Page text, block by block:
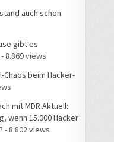
auch schon
gibt es
- 8.869 views
beim Hacker-
mit MDR Aktuell:
wenn 15.000 Hacker
- 8.802 views